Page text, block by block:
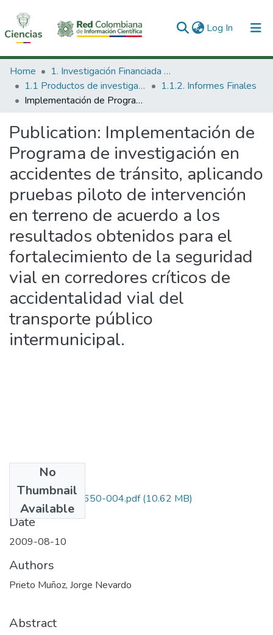
Log In (current)
Communities & Collections
All of DSpace
Home
1. Investigación Financiada con Recursos Públicos
1.1 Productos de investigación
1.1.2. Informes Finales
Implementación de Programa de investigación en accidentes de tránsito, aplicando pruebas piloto de intervención en terreno de acuerdo a los resultados obtenidos para el fortalecimiento de la seguridad vial en corredores críticos de accidentalidad vial del transporte público intermunicipal.
Publication: Implementación de
Programa de investigación en
accidentes de tránsito, aplicando
pruebas piloto de intervención
en terreno de acuerdo a los
resultados obtenidos para el
fortalecimiento de la seguridad
vial en corredores críticos de
accidentalidad vial del
transporte público
intermunicipal.
No
Thumbnail
Available
1109-384-19650-004.pdf(10.62 MB)
Date
2009-08-10
Authors
Prieto Muñoz, Jorge Nevardo
Abstract